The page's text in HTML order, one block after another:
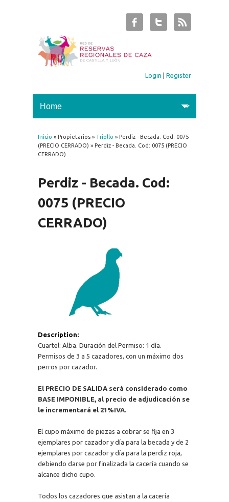
Login |Register
You are here
Inicio » Propietarios » Triollo » Perdiz - Becada. Cod: 0075
(PRECIO CERRADO) » Perdiz - Becada. Cod: 0075 (PRECIO
CERRADO)
Perdiz - Becada. Cod:
0075 (PRECIO
CERRADO)
Description:
Cuartel: Alba. Duración del Permiso: 1 día.
Permisos de 3 a 5 cazadores, con un máximo dos
perros por cazador.
El PRECIO DE SALIDA será considerado como
BASE IMPONIBLE, al precio de adjudicación se
le incrementará el 21%IVA.
El cupo máximo de piezas a cobrar se fija en 3
ejemplares por cazador y día para la becada y de 2
ejemplares por cazador y día para la perdiz roja,
debiendo darse por finalizada la cacería cuando se
alcance dicho cupo.
Todos los cazadores que asistan a la cacería